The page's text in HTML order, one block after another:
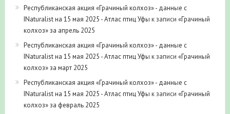
Республиканская акция «Грачиный колхоз» - данные с
INaturalist на 15 мая 2025 - Атлас птиц Уфы к записи «Грачиный
колхоз» за апрель 2025
Республиканская акция «Грачиный колхоз» - данные с
INaturalist на 15 мая 2025 - Атлас птиц Уфы к записи «Грачиный
колхоз» за март 2025
Республиканская акция «Грачиный колхоз» - данные с
INaturalist на 15 мая 2025 - Атлас птиц Уфы к записи «Грачиный
колхоз» за февраль 2025